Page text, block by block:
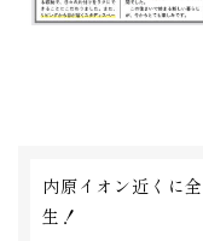
内原イオン近くに
生！